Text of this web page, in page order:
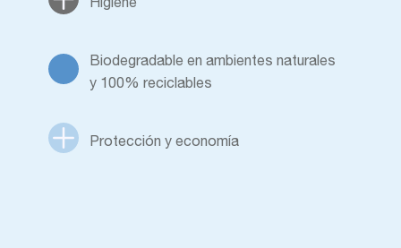
Biodegradable en ambientes naturales
y 100% reciclables
Protección y economía